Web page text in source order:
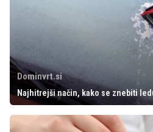
Dominvrt.si
Najhitrejši način, kako se znebiti